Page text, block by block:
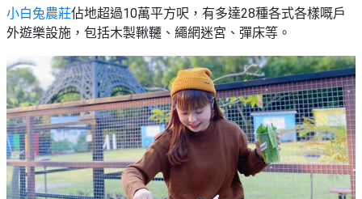
系
列
聚
會
及
拍
拖
餐
廳
#
會
#
蛋
糕
#
行
山
小白兔農莊佔地超過10萬平方呎，有多達28種各式各樣嘅戶
外遊樂設施，包括木製鞦韆、繩網迷宮、彈床等。